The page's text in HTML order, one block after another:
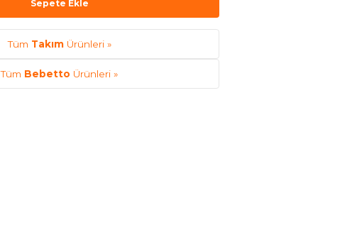
Sepete Ekle
Tüm TakımÜrünleri »
Tüm Bebetto Ürünleri »